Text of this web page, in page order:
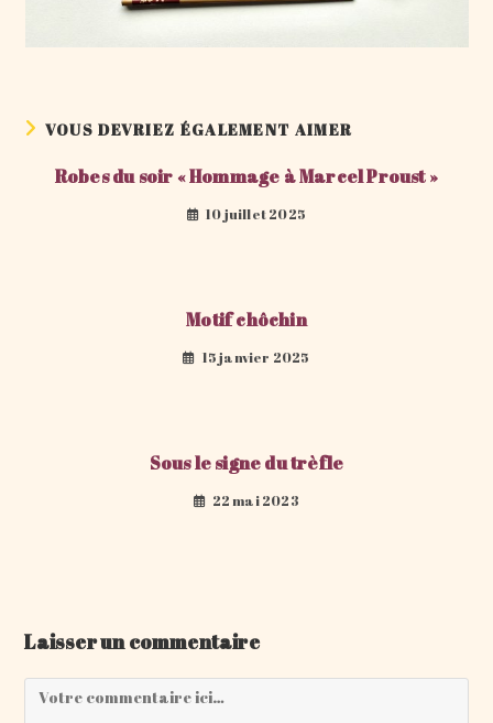
VOUS DEVRIEZ ÉGALEMENT AIMER
Robes du soir « Hommage à Marcel Proust »
10 juillet 2025
Motif chôchin
15 janvier 2025
Sous le signe du trèfle
22 mai 2023
Laisser un commentaire
Comment